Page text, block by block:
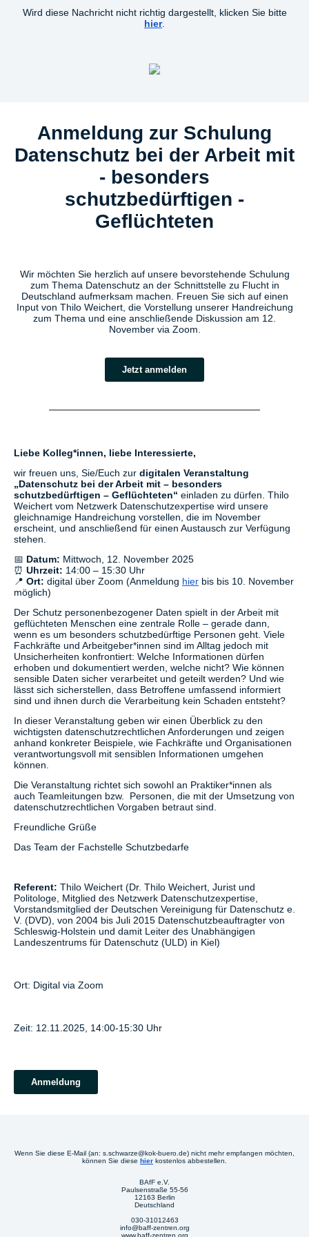
Wird diese Nachricht nicht richtig dargestellt, klicken Sie bitte
hier.
Anmeldung zur Schulung
Datenschutz bei der Arbeit mit
- besonders
schutzbedürftigen -
Geflüchteten
Wir möchten Sie herzlich auf unsere bevorstehende Schulung
zum Thema Datenschutz an der Schnittstelle zu Flucht in
Deutschland aufmerksam machen. Freuen Sie sich auf einen
Input von Thilo Weichert, die Vorstellung unserer Handreichung
zum Thema und eine anschließende Diskussion am 12.
November via Zoom.
Jetzt anmelden
Liebe Kolleg*innen, liebe Interessierte,
wir freuen uns, Sie/Euch zur digitalen Veranstaltung
„Datenschutz bei der Arbeit mit – besonders
schutzbedürftigen – Geflüchteten“ einladen zu dürfen. Thilo
Weichert vom Netzwerk Datenschutzexpertise wird unsere
gleichnamige Handreichung vorstellen, die im November
erscheint, und anschließend für einen Austausch zur Verfügung
stehen.
📅 Datum: Mittwoch, 12. November 2025
⏰ Uhrzeit: 14:00 – 15:30 Uhr
📍 Ort: digital über Zoom (Anmeldung hier bis bis 10. November
möglich)
Der Schutz personenbezogener Daten spielt in der Arbeit mit
geflüchteten Menschen eine zentrale Rolle – gerade dann,
wenn es um besonders schutzbedürftige Personen geht. Viele
Fachkräfte und Arbeitgeber*innen sind im Alltag jedoch mit
Unsicherheiten konfrontiert: Welche Informationen dürfen
erhoben und dokumentiert werden, welche nicht? Wie können
sensible Daten sicher verarbeitet und geteilt werden? Und wie
lässt sich sicherstellen, dass Betroffene umfassend informiert
sind und ihnen durch die Verarbeitung kein Schaden entsteht?
In dieser Veranstaltung geben wir einen Überblick zu den
wichtigsten datenschutzrechtlichen Anforderungen und zeigen
anhand konkreter Beispiele, wie Fachkräfte und Organisationen
verantwortungsvoll mit sensiblen Informationen umgehen
können.
Die Veranstaltung richtet sich sowohl an Praktiker*innen als
auch Teamleitungen bzw. Personen, die mit der Umsetzung von
datenschutzrechtlichen Vorgaben betraut sind.
Freundliche Grüße
Das Team der Fachstelle Schutzbedarfe
Referent: Thilo Weichert (Dr. Thilo Weichert, Jurist und
Politologe, Mitglied des Netzwerk Datenschutzexpertise,
Vorstandsmitglied der Deutschen Vereinigung für Datenschutz e.
V. (DVD), von 2004 bis Juli 2015 Datenschutzbeauftragter von
Schleswig-Holstein und damit Leiter des Unabhängigen
Landeszentrums für Datenschutz (ULD) in Kiel)
Ort: Digital via Zoom
Zeit: 12.11.2025, 14:00-15:30 Uhr
Anmeldung
Wenn Sie diese E-Mail (an: s.schwarze@kok-buero.de) nicht mehr empfangen möchten,
können Sie diese hier kostenlos abbestellen.
BAfF e.V.
Paulsenstraße 55-56
12163 Berlin
Deutschland
030-31012463
info@baff-zentren.org
www.baff-zentren.org